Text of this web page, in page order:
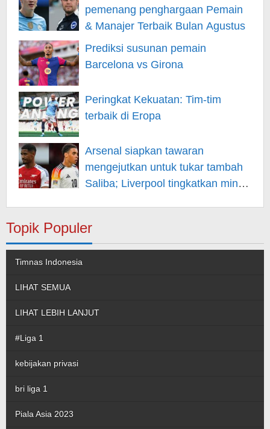
pemenang penghargaan Pemain
& Manajer Terbaik Bulan Agustus
Prediksi susunan pemain
Barcelona vs Girona
Peringkat Kekuatan: Tim-tim
terbaik di Eropa
Arsenal siapkan tawaran
mengejutkan untuk tukar tambah
Saliba; Liverpool tingkatkan minat
Topik Populer
Timnas Indonesia
LIHAT SEMUA
LIHAT LEBIH LANJUT
#Liga 1
kebijakan privasi
bri liga 1
Piala Asia 2023